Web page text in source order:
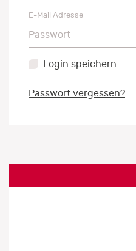
E-Mail Adresse
Passwort
Passwort
Login speichern
Passwort vergessen?